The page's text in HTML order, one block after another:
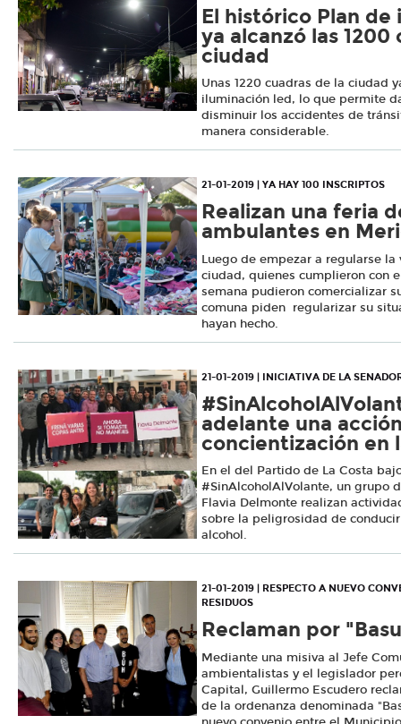
El histórico Plan
ya alcanzó las 1200
ciudad
Unas 1220 cuadras de la ciudad
iluminación led, lo que permite
disminuir los accidentes de
manera considerable.
21-01-2019 | YA HAY 100 INSCRIPTOS
Realizan una feria
ambulantes en
Luego de empezar a regularse
ciudad, quienes cumplieron con
semana pudieron comercializar
comuna piden regularizar su
hayan hecho.
21-01-2019 | INICIATIVA DE LA
adelante una
concientización en
En el del Partido de La Costa
#SinAlcoholAlVolante, un grupo
Flavia Delmonte realizan
sobre la peligrosidad de
alcohol.
21-01-2019 | RESPECTO A NUEVO
RESIDUOS
Reclaman por
Mediante una misiva al Jefe
ambientalistas y el legislador
Capital, Guillermo Escudero
de la ordenanza denominada